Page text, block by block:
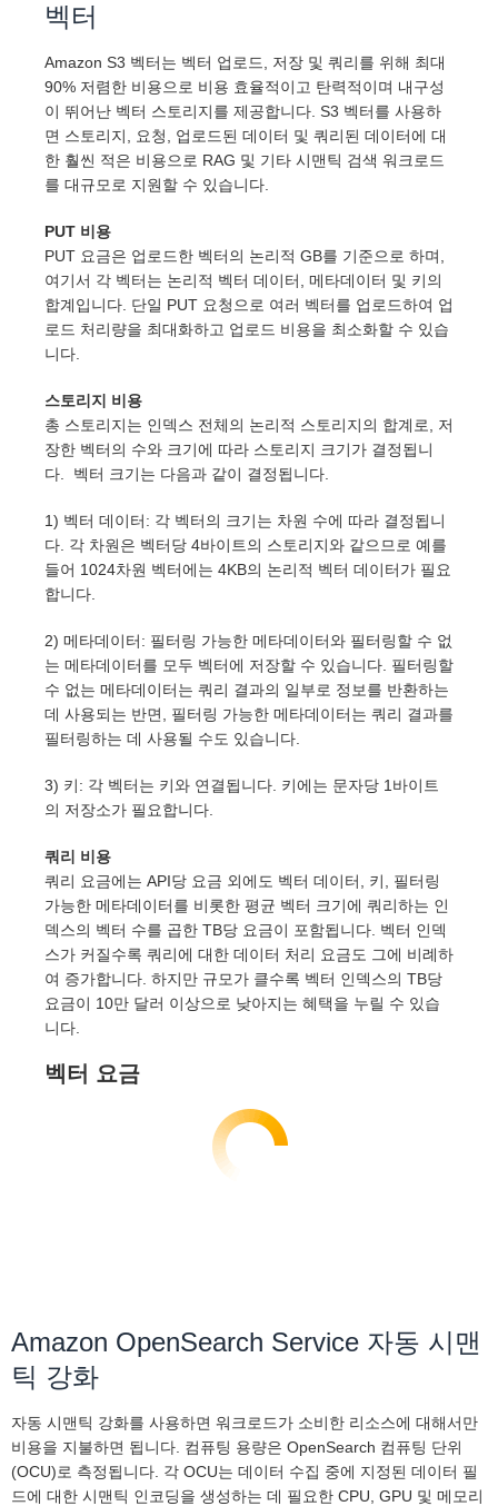
벡터
Amazon S3 벡터는 벡터 업로드, 저장 및 쿼리를 위해 최대
90% 저렴한 비용으로 비용 효율적이고 탄력적이며 내구성
이 뛰어난 벡터 스토리지를 제공합니다. S3 벡터를 사용하
면 스토리지, 요청, 업로드된 데이터 및 쿼리된 데이터에 대
한 훨씬 적은 비용으로 RAG 및 기타 시맨틱 검색 워크로드
를 대규모로 지원할 수 있습니다.
PUT 비용
PUT 요금은 업로드한 벡터의 논리적 GB를 기준으로 하며,
여기서 각 벡터는 논리적 벡터 데이터, 메타데이터 및 키의
합계입니다. 단일 PUT 요청으로 여러 벡터를 업로드하여 업
로드 처리량을 최대화하고 업로드 비용을 최소화할 수 있습
니다.
스토리지 비용
총 스토리지는 인덱스 전체의 논리적 스토리지의 합계로, 저
장한 벡터의 수와 크기에 따라 스토리지 크기가 결정됩니
다. 벡터 크기는 다음과 같이 결정됩니다.
1) 벡터 데이터: 각 벡터의 크기는 차원 수에 따라 결정됩니
다. 각 차원은 벡터당 4바이트의 스토리지와 같으므로 예를
들어 1024차원 벡터에는 4KB의 논리적 벡터 데이터가 필요
합니다.
2) 메타데이터: 필터링 가능한 메타데이터와 필터링할 수 없
는 메타데이터를 모두 벡터에 저장할 수 있습니다. 필터링할
수 없는 메타데이터는 쿼리 결과의 일부로 정보를 반환하는
데 사용되는 반면, 필터링 가능한 메타데이터는 쿼리 결과를
필터링하는 데 사용될 수도 있습니다.
3) 키: 각 벡터는 키와 연결됩니다. 키에는 문자당 1바이트
의 저장소가 필요합니다.
쿼리 비용
쿼리 요금에는 API당 요금 외에도 벡터 데이터, 키, 필터링
가능한 메타데이터를 비롯한 평균 벡터 크기에 쿼리하는 인
덱스의 벡터 수를 곱한 TB당 요금이 포함됩니다. 벡터 인덱
스가 커질수록 쿼리에 대한 데이터 처리 요금도 그에 비례하
여 증가합니다. 하지만 규모가 클수록 벡터 인덱스의 TB당
요금이 10만 달러 이상으로 낮아지는 혜택을 누릴 수 있습
니다.
벡터 요금
Amazon OpenSearch Service 자동 시맨
틱 강화
자동 시맨틱 강화를 사용하면 워크로드가 소비한 리소스에 대해서만
비용을 지불하면 됩니다. 컴퓨팅 용량은 OpenSearch 컴퓨팅 단위
(OCU)로 측정됩니다. 각 OCU는 데이터 수집 중에 지정된 데이터 필
드에 대한 시맨틱 인코딩을 생성하는 데 필요한 CPU, GPU 및 메모리